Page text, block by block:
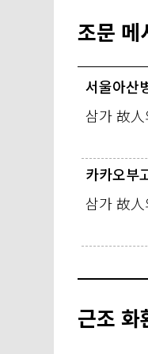
조문 메
서울아산
삼가 故
카카오부
삼가 故
근조 화